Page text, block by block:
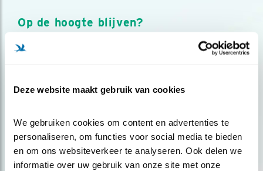
Deze website maakt gebruik van cookies
We gebruiken cookies om content en advertenties te
personaliseren, om functies voor social media te bieden
en om ons websiteverkeer te analyseren. Ook delen we
informatie over uw gebruik van onze site met onze
Op de hoogte blijven?
Meld je aan en ontvang nieuws, inspiratie, acties en tips
over vogels en activiteiten van Vogelbescherming.